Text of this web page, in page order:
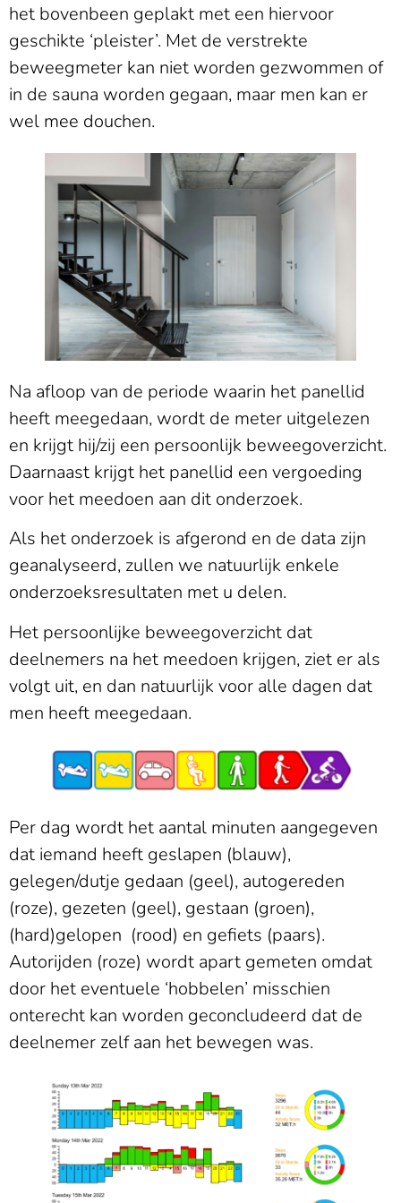
het bovenbeen geplakt met een hiervoor
geschikte ‘pleister’. Met de verstrekte
beweegmeter kan niet worden gezwommen of
in de sauna worden gegaan, maar men kan er
wel mee douchen.
Na afloop van de periode waarin het panellid
heeft meegedaan, wordt de meter uitgelezen
en krijgt hij/zij een persoonlijk beweegoverzicht.
Daarnaast krijgt het panellid een vergoeding
voor het meedoen aan dit onderzoek.
Als het onderzoek is afgerond en de data zijn
geanalyseerd, zullen we natuurlijk enkele
onderzoeksresultaten met u delen.
Het persoonlijke beweegoverzicht dat
deelnemers na het meedoen krijgen, ziet er als
volgt uit, en dan natuurlijk voor alle dagen dat
men heeft meegedaan.
Per dag wordt het aantal minuten aangegeven
dat iemand heeft geslapen (blauw),
gelegen/dutje gedaan (geel), autogereden
(roze), gezeten (geel), gestaan (groen),
(hard)gelopen (rood) en gefiets (paars).
Autorijden (roze) wordt apart gemeten omdat
door het eventuele ‘hobbelen’ misschien
onterecht kan worden geconcludeerd dat de
deelnemer zelf aan het bewegen was.